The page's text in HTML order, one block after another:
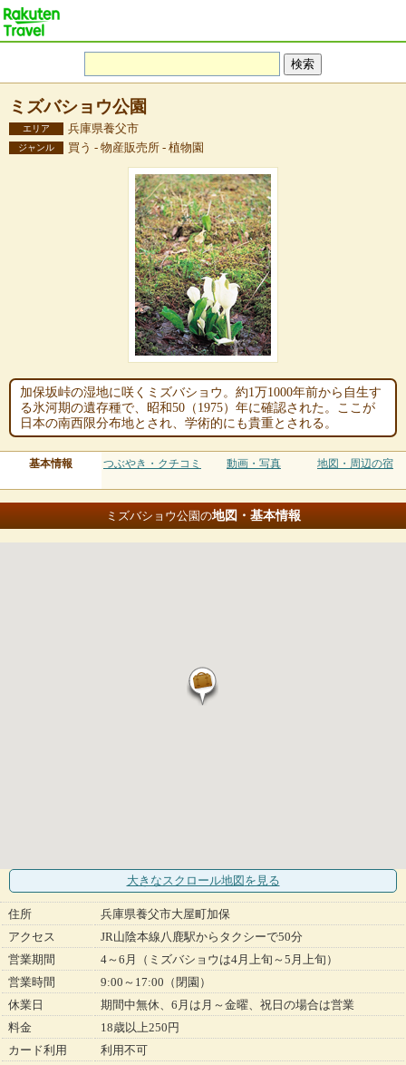
ミズバショウ公園
エリア 兵庫県養父市
ジャンル 買う - 物産販売所 - 植物園
加保坂峠の湿地に咲くミズバショウ。約1万1000年前から自生す
る氷河期の遺存種で、昭和50（1975）年に確認された。ここが
日本の南西限分布地とされ、学術的にも貴重とされる。
基本情報 つぶやき・クチコミ 動画・写真 地図・周辺の宿
ミズバショウ公園の地図・基本情報
大きなスクロール地図 を見る
住所
兵庫県養父市大屋町加保
アクセス
JR山陰本線八鹿駅からタクシーで50分
営業期間
4～6月（ミズバショウは4月上旬～5月上旬）
営業時間
9:00～17:00（閉園）
休業日
期間中無休、6月は月～金曜、祝日の場合は営業
料金
18歳以上250円
カード利用
利用不可